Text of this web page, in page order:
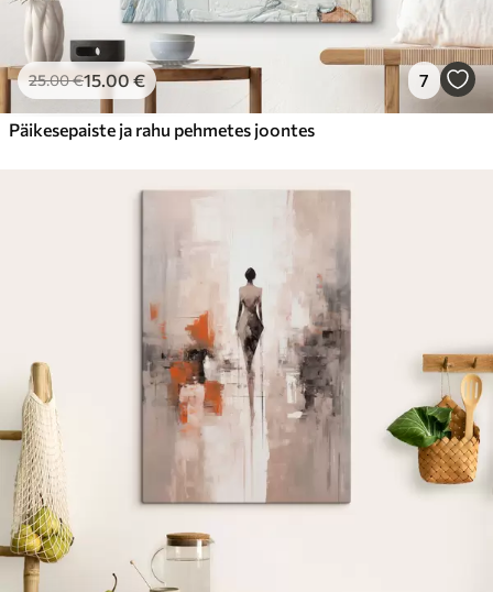
25.00€15.00€ 7
Päikesepaiste ja rahu pehmetes joontes